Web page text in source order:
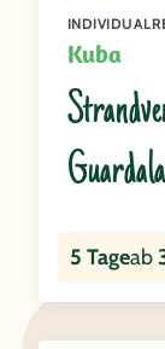
Kuba
5 Tageab